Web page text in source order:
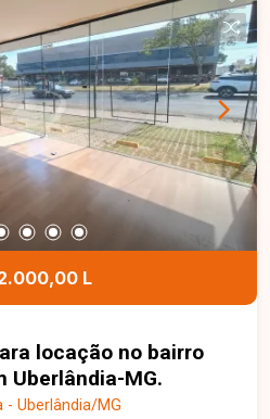
L
locação no bairro
Uberlândia-MG.
- Uberlândia/MG